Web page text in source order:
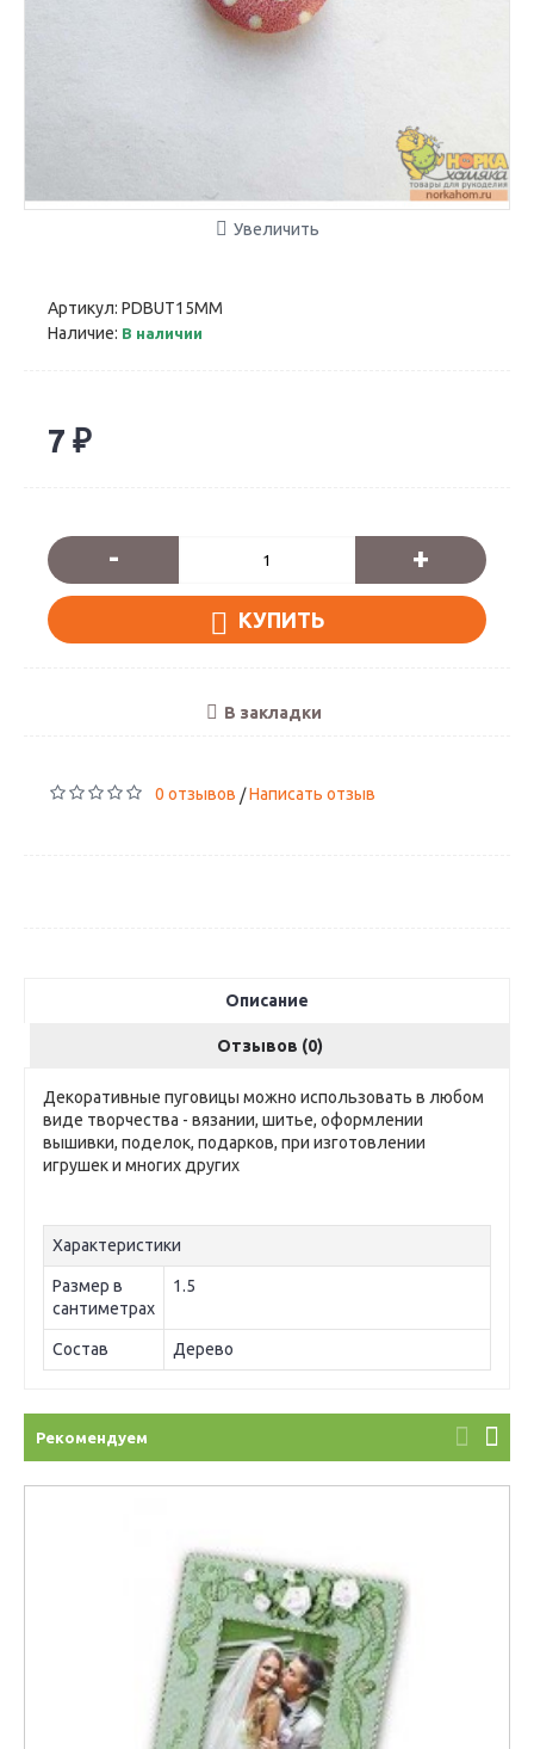
Увеличить
Артикул: PDBUT15MM
Наличие: В наличии
7 ₽
- +
КУПИТЬ
В закладки
0 отзывов /Написать отзыв
Описание
Отзывов (0)
Декоративные пуговицы можно использовать в любом
виде творчества - вязании, шитье, оформлении
вышивки, поделок, подарков, при изготовлении
игрушек и многих других
Характеристики
Размер в
сантиметрах
1.5
Состав Дерево
Рекомендуем